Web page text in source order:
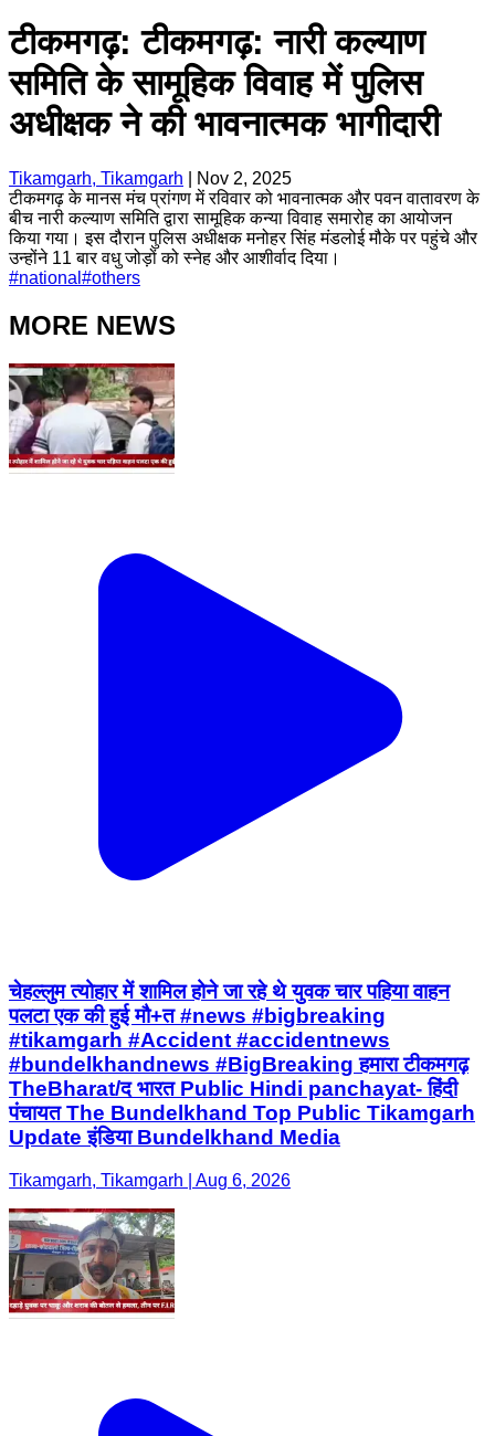
टीकमगढ़: टीकमगढ़: नारी कल्याण
समिति के सामूहिक विवाह में पुलिस
अधीक्षक ने की भावनात्मक भागीदारी
Tikamgarh, Tikamgarh
Nov 2, 2025
टीकमगढ़ के मानस मंच प्रांगण में रविवार को भावनात्मक और पवन वातावरण के
बीच नारी कल्याण समिति द्वारा सामूहिक कन्या विवाह समारोह का आयोजन
किया गया। इस दौरान पुलिस अधीक्षक मनोहर सिंह मंडलोई मौके पर पहुंचे और
उन्होंने 11 बार वधु जोड़ों को स्नेह और आशीर्वाद दिया।
#national #others
MORE NEWS
चेहल्लुम त्योहार में शामिल होने जा रहे थे युवक चार पहिया वाहन
पलटा एक की हुई मौ+त #news #bigbreaking
#tikamgarh #Accident #accidentnews
#bundelkhandnews #BigBreaking हमारा टीकमगढ़
TheBharat/द भारत Public Hindi panchayat- हिंदी
पंचायत The Bundelkhand Top Public Tikamgarh
Update इंडिया Bundelkhand Media
Tikamgarh, Tikamgarh | Aug 6, 2026